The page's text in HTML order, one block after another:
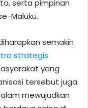
serta pimpinan
Maluku.
semakin
strategis
yang
tersebut juga
mewujudkan